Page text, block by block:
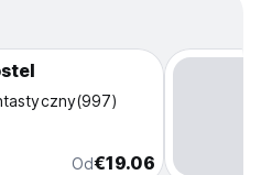
(997)
Od€19.06